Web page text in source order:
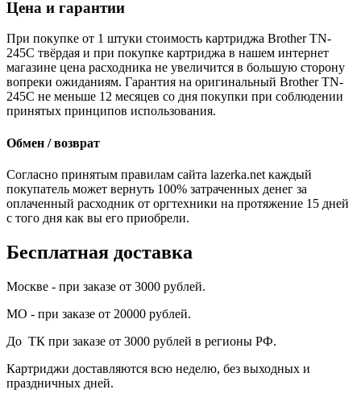
Цена и гарантии
При покупке от 1 штуки стоимость картриджа Brother TN-
245C твёрдая и при покупке картриджа в нашем интернет
магазине цена расходника не увеличится в большую сторону
вопреки ожиданиям. Гарантия на оригинальный Brother TN-
245C не меньше 12 месяцев со дня покупки при соблюдении
принятых принципов использования.
Обмен / возврат
Согласно принятым правилам сайта lazerka.net каждый
покупатель может вернуть 100% затраченных денег за
оплаченный расходник от оргтехники на протяжение 15 дней
с того дня как вы его приобрели.
Бесплатная доставка
Москве - при заказе от 3000 рублей.
МО - при заказе от 20000 рублей.
До ТК при заказе от 3000 рублей в регионы РФ.
Картриджи доставляются всю неделю, без выходных и
праздничных дней.